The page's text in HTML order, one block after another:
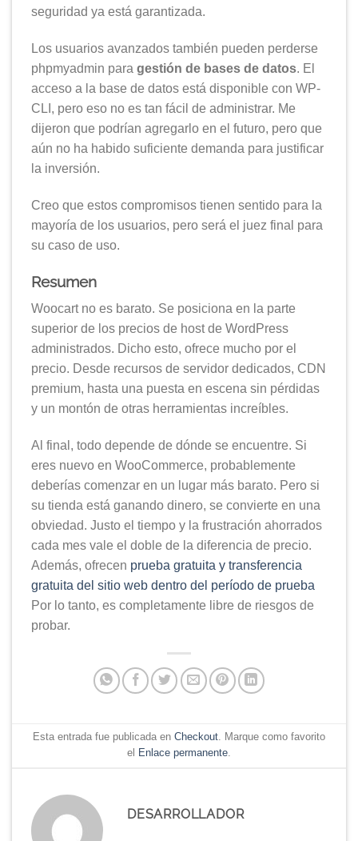
seguridad ya está garantizada.
Los usuarios avanzados también pueden perderse
phpmyadmin para gestión de bases de datos. El
acceso a la base de datos está disponible con WP-
CLI, pero eso no es tan fácil de administrar. Me
dijeron que podrían agregarlo en el futuro, pero que
aún no ha habido suficiente demanda para justificar
la inversión.
Creo que estos compromisos tienen sentido para la
mayoría de los usuarios, pero será el juez final para
su caso de uso.
Resumen
Woocart no es barato. Se posiciona en la parte
superior de los precios de host de WordPress
administrados. Dicho esto, ofrece mucho por el
precio. Desde recursos de servidor dedicados, CDN
premium, hasta una puesta en escena sin pérdidas
y un montón de otras herramientas increíbles.
Al final, todo depende de dónde se encuentre. Si
eres nuevo en WooCommerce, probablemente
deberías comenzar en un lugar más barato. Pero si
su tienda está ganando dinero, se convierte en una
obviedad. Justo el tiempo y la frustración ahorrados
cada mes vale el doble de la diferencia de precio.
Además, ofrecen prueba gratuita y transferencia
gratuita del sitio web dentro del período de prueba
Por lo tanto, es completamente libre de riesgos de
probar.
Esta entrada fue publicada en Checkout. Marque como favorito
el Enlace permanente.
DESARROLLADOR